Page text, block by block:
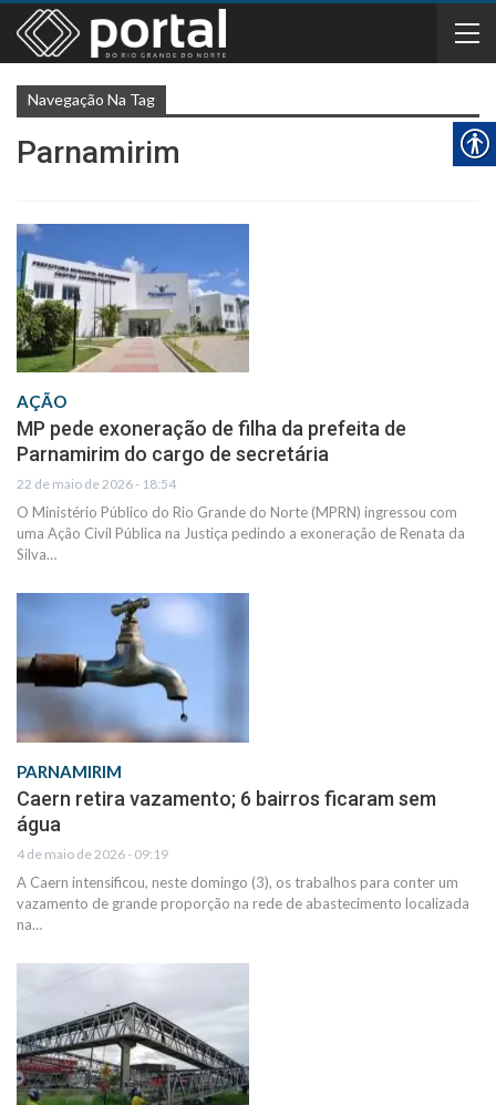
Navegação Na Tag
Parnamirim
AÇÃO
MP pede exoneração de filha da prefeita de
Parnamirim do cargo de secretária
22 de maio de 2026 - 18:54
O Ministério Público do Rio Grande do Norte (MPRN) ingressou com
uma Ação Civil Pública na Justiça pedindo a exoneração de Renata da
Silva…
PARNAMIRIM
Caern retira vazamento; 6 bairros ficaram sem
água
4 de maio de 2026 - 09:19
A Caern intensificou, neste domingo (3), os trabalhos para conter um
vazamento de grande proporção na rede de abastecimento localizada
na…